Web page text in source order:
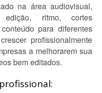
na área audiovisual,
ritmo, cortes
para diferentes
profissionalmente
a melhorarem sua
bem editados.